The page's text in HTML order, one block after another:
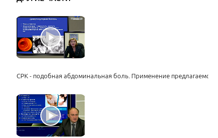
СРК - подобная абдоминальная боль. Применение